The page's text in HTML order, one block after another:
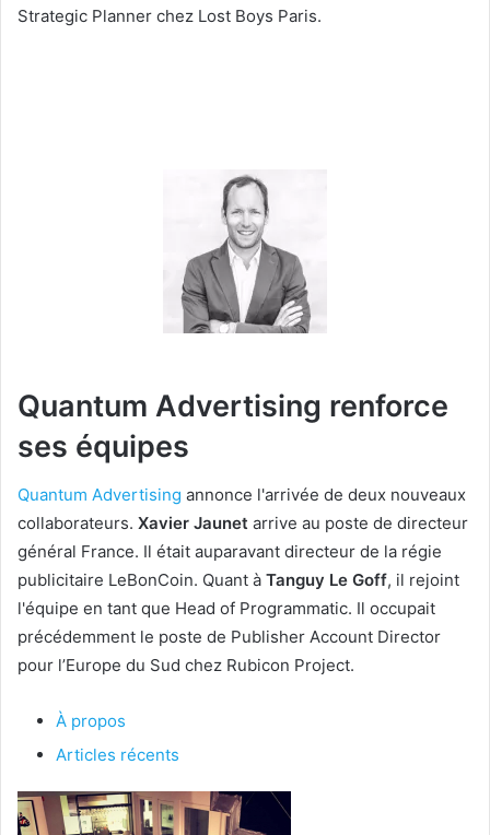
Strategic Planner chez Lost Boys Paris.
Quantum Advertising renforce
ses équipes
Quantum Advertising annonce l'arrivée de deux nouveaux
collaborateurs. Xavier Jaunet arrive au poste de directeur
général France. Il était auparavant directeur de la régie
publicitaire LeBonCoin. Quant à Tanguy Le Goff, il rejoint
l'équipe en tant que Head of Programmatic. Il occupait
précédemment le poste de Publisher Account Director
pour l’Europe du Sud chez Rubicon Project.
À propos
Articles récents